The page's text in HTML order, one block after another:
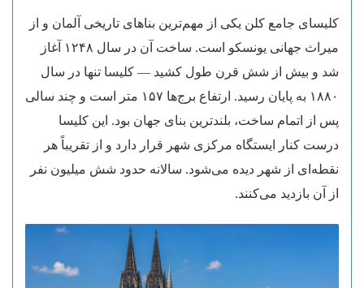
کلیسای جامع کلن یکی از مهم‌ترین بناهای تاریخی آلمان و از
میراث جهانی یونسکو است. ساخت آن در سال ۱۲۴۸ آغاز
شد و بیش از شش قرن طول کشید — کلیسا تنها در سال
۱۸۸۰ به پایان رسید. ارتفاع برج‌ها ۱۵۷ متر است و چند سالی
پس از اتمام ساخت، بلندترین بنای جهان بود. این کلیسا
درست کنار ایستگاه مرکزی شهر قرار دارد و از تقریباً هر
نقطه‌ای از شهر دیده می‌شود. سالانه حدود شش میلیون نفر
از آن بازدید می‌کنند.